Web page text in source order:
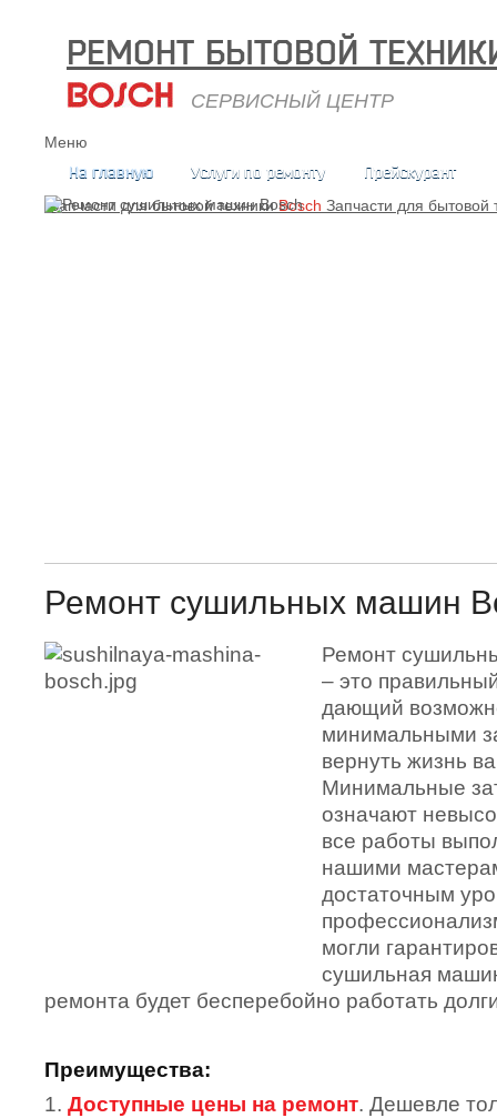
РЕМОНТ БЫТОВОЙ
СЕРВИСНЫЙ ЦЕНТР
Меню
На главную Услуги по ремонту Прейскурант
Запчасти для бытовой техникиBosch Запчасти для бытовой
Ремонт сушильных машин
Ремонт
– это
дающий
минимальными
вернуть жизнь
Минимальные
означают
все работы
нашими
достаточным
могли
сушильная
ремонта будет бесперебойно работать
Преимущества:
1. Доступные цены на ремонт. Дешевле